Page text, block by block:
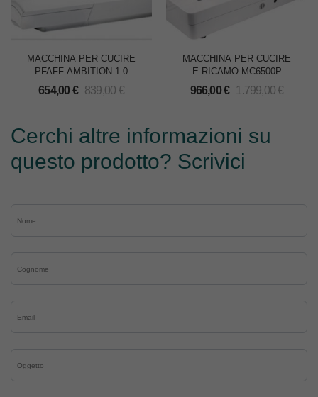
MACCHINA PER CUCIRE
PFAFF AMBITION 1.0
654,00 € 839,00€
MACCHINA PER CUCIRE
E RICAMO MC6500P
966,00€ 1.799,00€
Cerchi altre informazioni su
questo prodotto? Scrivici